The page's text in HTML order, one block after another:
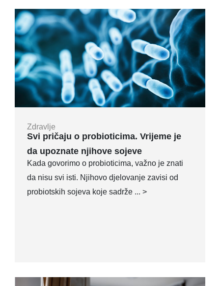
Zdravlje
Svi pričaju o probioticima. Vrijeme je
da upoznate njihove sojeve
Kada govorimo o probioticima, važno je znati
da nisu svi isti. Njihovo djelovanje zavisi od
probiotskih sojeva koje sadrže ... >